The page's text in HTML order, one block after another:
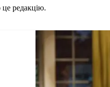
редакцію.